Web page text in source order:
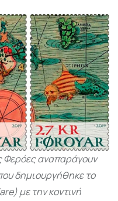
αναπαράγουν
δημιουργήθηκε το
με την κοντινή